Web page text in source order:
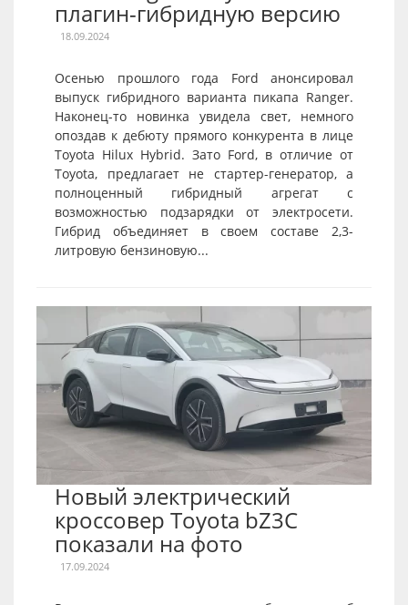
плагин-гибридную версию
18.09.2024
Осенью прошлого года Ford анонсировал
выпуск гибридного варианта пикапа Ranger.
Наконец-то новинка увидела свет, немного
опоздав к дебюту прямого конкурента в лице
Toyota Hilux Hybrid. Зато Ford, в отличие от
Toyota, предлагает не стартер-генератор, а
полноценный гибридный агрегат с
возможностью подзарядки от электросети.
Гибрид объединяет в своем составе 2,3-
литровую бензиновую...
Новый электрический
кроссовер Toyota bZ3C
показали на фото
17.09.2024